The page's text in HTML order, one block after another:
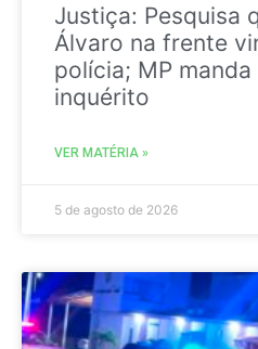
Justiça: Pesquisa
Álvaro na frente
polícia; MP manda
inquérito
VER MATÉRIA »
5 de agosto de 2026